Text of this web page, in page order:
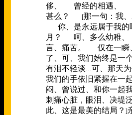
侈、
曾经的相遇、
甚么？
­ [那一句：我
你、是永远属于我的
月？
呵、多么幼稚、
言、痛苦。
仅在一瞬
了、 可、我们始终是一
有泪不轻谈…­­可、那天
我们的手依旧紧握在一起
闷、 曾说过、和你一起
刺痛心脏，眼泪、决堤
此、这是最美的结局？ ]­­